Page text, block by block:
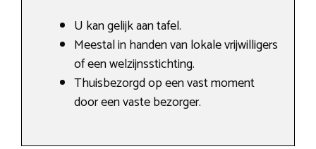
U kan gelijk aan tafel.
Meestal in handen van lokale vrijwilligers
of een welzijnsstichting.
Thuisbezorgd op een vast moment
door een vaste bezorger.